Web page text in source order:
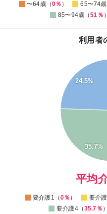
〜64歳（0％ ） 65〜74歳
85〜94歳（51％ ）
利用者
35.7%
24.5%
平均
要介護1（0％ ） 要介
要介護4（35.7％ ）